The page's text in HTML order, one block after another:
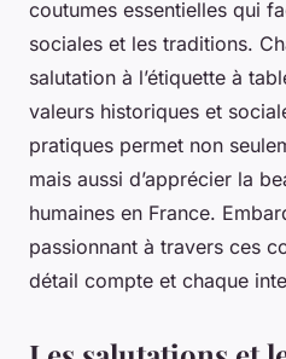
coutumes essentielles qui
sociales et les traditions.
salutation à l’étiquette à
valeurs historiques et
pratiques permet non
mais aussi d’apprécier la
humaines en France.
passionnant à travers ces
détail compte et chaque